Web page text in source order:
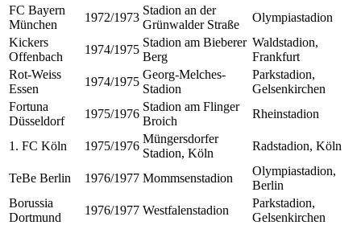
FC Bayern
München
1972/1973
Stadion an der
Grünwalder Straße
Olympiastadion
Kickers
Offenbach
1974/1975
Stadion am Bieberer
Berg
Waldstadion,
Frankfurt
Rot-Weiss
Essen
1974/1975
Georg-Melches-
Stadion
Parkstadion,
Gelsenkirchen
Fortuna
Düsseldorf
1975/1976
Stadion am Flinger
Broich
Rheinstadion
1. FC Köln 1975/1976
Müngersdorfer
Stadion, Köln
Radstadion, Köln
TeBe Berlin 1976/1977 Mommsenstadion
Olympiastadion,
Berlin
Borussia
Dortmund
1976/1977 Westfalenstadion
Parkstadion,
Gelsenkirchen